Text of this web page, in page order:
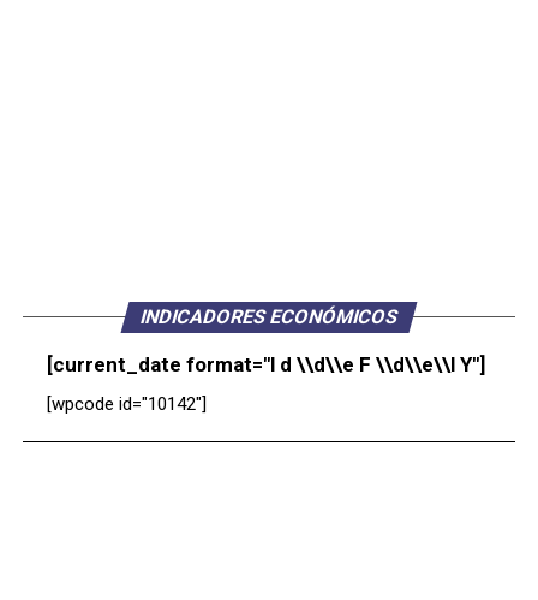
INDICADORES ECONÓMICOS
[current_date format="l d \\d\\e F \\d\\e\\l Y"]
[wpcode id="10142"]